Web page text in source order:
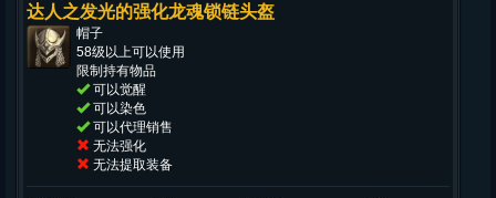
达人之发光的强化龙魂锁链头盔
帽子
58级以上可以使用
限制持有物品
可以觉醒
可以染色
可以代理销售
无法强化
无法提取装备